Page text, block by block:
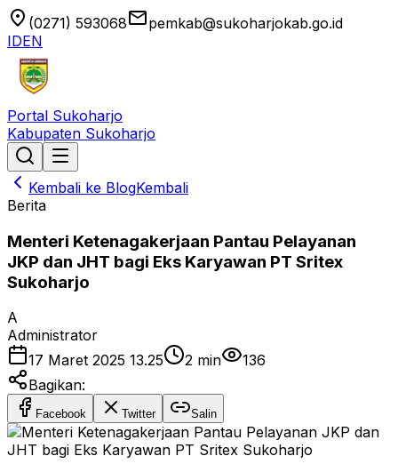
location_on (0271) 593068emailpemkab@sukoharjokab.go.id
IDEN
Portal Sukoharjo
Kabupaten Sukoharjo
Kembali ke BlogKembali
Berita
Menteri Ketenagakerjaan Pantau Pelayanan
JKP dan JHT bagi Eks Karyawan PT Sritex
Sukoharjo
A
Administrator
17 Maret 2025 13.25
2 min
136
Bagikan:
Facebook Twitter Salin